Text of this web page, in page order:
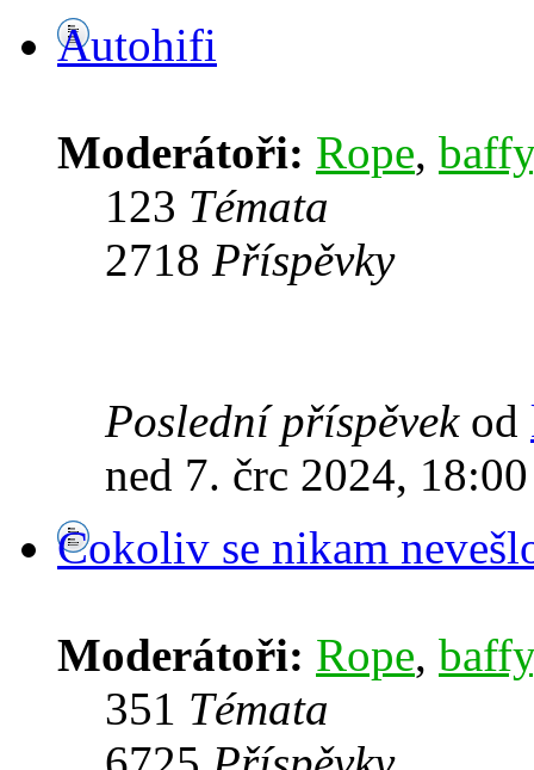
Autohifi
Moderátoři: Rope, baffy
123 Témata
2718 Příspěvky
Poslední příspěvekod
ned 7. črc 2024, 18:00
Cokoliv se nikam
Moderátoři: Rope, baffy
351 Témata